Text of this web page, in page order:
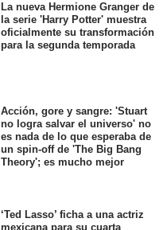
La nueva Hermione Granger de
la serie 'Harry Potter' muestra
oficialmente su transformación
para la segunda temporada
Acción, gore y sangre: 'Stuart
no logra salvar el universo' no
es nada de lo que esperaba de
un spin-off de 'The Big Bang
Theory'; es mucho mejor
‘Ted Lasso’ ficha a una actriz
mexicana para su cuarta